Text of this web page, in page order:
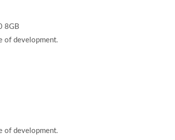
8GB
of development.
of development.